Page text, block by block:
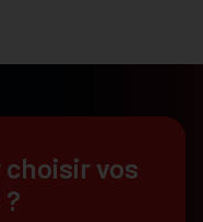
choisir vos